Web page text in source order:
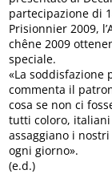
partecipazione di
Prisionnier 2009,
chêne 2009
speciale.
«La soddisfazione
commenta il
cosa se non ci
tutti coloro, italiani
assaggiano i
ogni giorno».
(e.d.)